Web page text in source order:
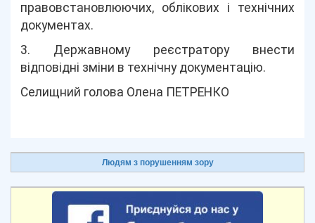
правовстановлюючих, облікових і технічних
документах.
3. Державному реєстратору внести
відповідні зміни в технічну документацію.
Селищний голова Олена ПЕТРЕНКО
Людям з порушенням зору